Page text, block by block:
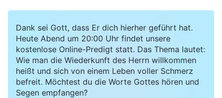
Dank sei Gott, dass Er dich hierher geführt hat.
Heute Abend um 20:00 Uhr findet unsere
kostenlose Online-Predigt statt. Das Thema lautet:
Wie man die Wiederkunft des Herrn willkommen
heißt und sich von einem Leben voller Schmerz
befreit. Möchtest du die Worte Gottes hören und
Segen empfangen?